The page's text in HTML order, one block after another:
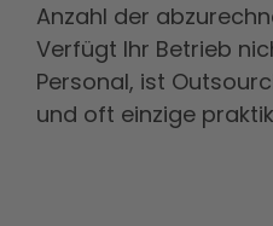
Anzahl der
Verfügt Ihr Betrieb
Personal, ist
und oft einzige